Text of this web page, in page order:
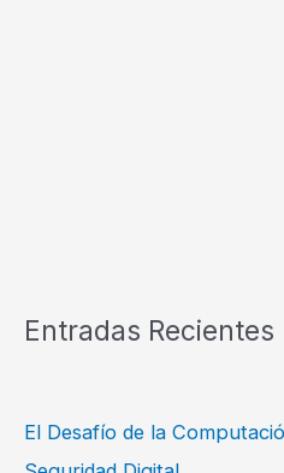
Entradas Recientes
El Desafío de la